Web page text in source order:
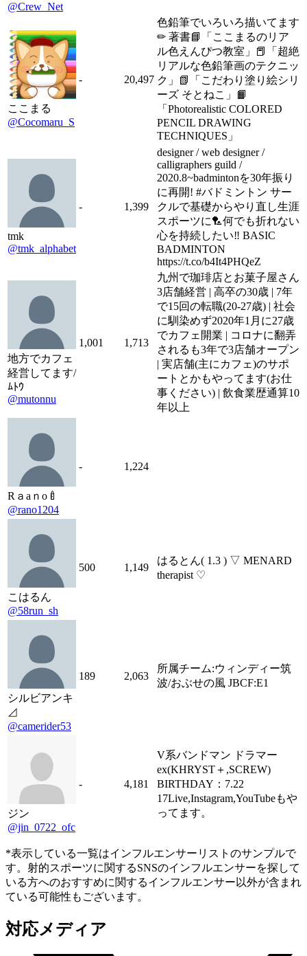
@Crew_Net
ここまる
@Cocomaru_S
- 20,497
色鉛筆でいろいろ描いてます
✏ 著書📘「ここまるのリア
ル色えんぴつ教室」📕「超絶
リアルな色鉛筆画のテクニッ
ク」📗「こだわり塗り絵シリ
ーズ そとねこ」📙
「Photorealistic COLORED
PENCIL DRAWING
TECHNIQUES」
tmk
@tmk_alphabet
- 1,399
designer / web designer /
calligraphers guild /
2020.8~badmintonを30年振り
に再開! #バドミントン サー
クルで基礎からやり直し生涯
スポーツに🏸何でも折れない
心を持続したい‼︎ BASIC
BADMINTON
https://t.co/b4It4PHQeZ
地方でカフェ
経営してます/
ﾑﾄｳ
@mutonnu
1,001 1,713
九州で珈琲店とお菓子屋さん
3店舗経営 | 高卒の30歳 | 7年
で15回の転職(20-27歳) | 社会
に馴染めず2020年1月に27歳
でカフェ開業 | コロナに翻弄
されるも3年で3店舗オープン
| 実店舗(主にカフェ)のサポ
ートとかもやってます(お仕
事ください) | 飲食業歴通算10
年以上
Rａaｎo🍼
@rano1204
- 1,224
こはるん
@58run_sh
500 1,149
はるとん( 1.3 ) ▽ MENARD
therapist ♡
シルビアンキ
⊿
@camerider53
189 2,063
所属チーム:ウィンディー筑
波/おぶせの風 JBCF:E1
ジン
@jin_0722_ofc
- 4,181
V系バンドマン ドラマー
ex(KHRYST＋,SCREW)
BIRTHDAY：7.22
17Live,Instagram,YouTubeもや
ってます。
*表示している一覧はインフルエンサーリストのサンプルで
す。射的スポーツに関するSNSのインフルエンサーを探して
いる方へのおすすめに関するインフルエンサー以外が含まれ
ている可能性もございます。
対応メディア